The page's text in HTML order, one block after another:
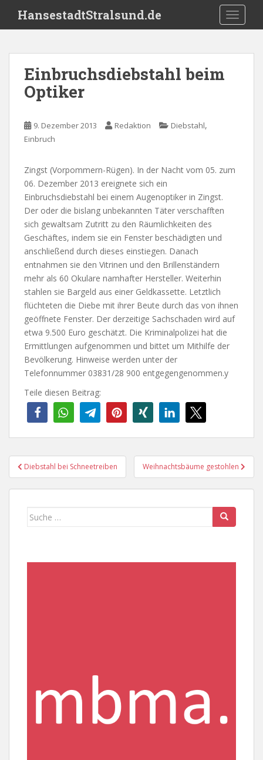
i
HansestadtStralsund.de
Einbruchsdiebstahl beim
Optiker
9. Dezember 2013 Redaktion Diebstahl,
Einbruch
Zingst (Vorpommern-Rügen). In der Nacht vom 05. zum
06. Dezember 2013 ereignete sich ein
Einbruchsdiebstahl bei einem Augenoptiker in Zingst.
Der oder die bislang unbekannten Täter verschafften
sich gewaltsam Zutritt zu den Räumlichkeiten des
Geschäftes, indem sie ein Fenster beschädigten und
anschließend durch dieses einstiegen. Danach
entnahmen sie den Vitrinen und den Brillenständern
mehr als 60 Okulare namhafter Hersteller. Weiterhin
stahlen sie Bargeld aus einer Geldkassette. Letztlich
flüchteten die Diebe mit ihrer Beute durch das von ihnen
geöffnete Fenster. Der derzeitige Sachschaden wird auf
etwa 9.500 Euro geschätzt. Die Kriminalpolizei hat die
Ermittlungen aufgenommen und bittet um Mithilfe der
Bevölkerung. Hinweise werden unter der
Telefonnummer 03831/28 900 entgegengenommen.y
Teile diesen Beitrag:
Beitragsnavigation
Diebstahl bei Schneetreiben Weihnachtsbäume gestohlen
Suche